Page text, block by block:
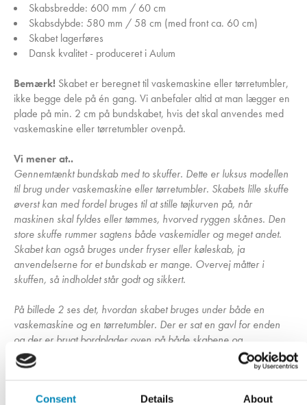
Consent Details About
Skabsbredde: 600 mm / 60 cm
Skabsdybde: 580 mm / 58 cm (med front ca. 60 cm)
Skabet lagerføres
Dansk kvalitet - produceret i Aulum
Bemærk! Skabet er beregnet til vaskemaskine eller tørretumbler,
ikke begge dele på én gang. Vi anbefaler altid at man lægger en
plade på min. 2 cm på bundskabet, hvis det skal anvendes med
vaskemaskine eller tørretumbler ovenpå.
Vi mener at..
Gennemtænkt bundskab med to skuffer. Dette er luksus modellen
til brug under vaskemaskine eller tørretumbler. Skabets lille skuffe
øverst kan med fordel bruges til at stille tøjkurven på, når
maskinen skal fyldes eller tømmes, hvorved ryggen skånes. Den
store skuffe rummer sagtens både vaskemidler og meget andet.
Skabet kan også bruges under fryser eller køleskab, ja
anvendelserne for et bundskab er mange. Overvej måtter i
skuffen, så indholdet står godt og sikkert.
På billede 2 ses det, hvordan skabet bruges under både en
vaskemaskine og en tørretumbler. Der er sat en gavl for enden
og der er brugt bordplader oven på både skabene og
maskinerne for at få en klar, rød tråd mellem opstillingen og
resten af bryggerset.
Har du brug for hjælp til en komplet løsning? Hos Kitchn får du